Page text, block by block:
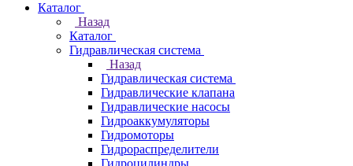
Каталог
Назад
Каталог
Гидравлическая система
Назад
Гидравлическая система
Гидравлические клапана
Гидравлические насосы
Гидроаккумуляторы
Гидромоторы
Гидрораспределители
Гидроцилиндры